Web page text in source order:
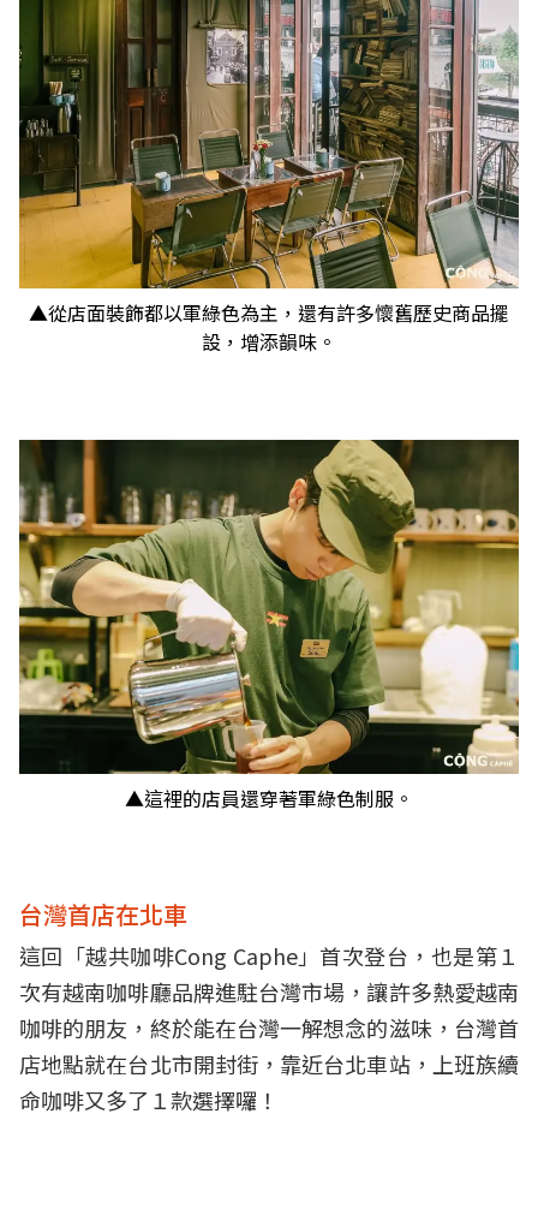
▲從店面裝飾都以軍綠色為主，還有許多懷舊歷史商品擺
設，增添韻味。
▲這裡的店員還穿著軍綠色制服。
台灣首店在北車
這回「越共咖啡Cong Caphe」首次登台，也是第１
次有越南咖啡廳品牌進駐台灣市場，讓許多熱愛越南
咖啡的朋友，終於能在台灣一解想念的滋味，台灣首
店地點就在台北市開封街，靠近台北車站，上班族續
命咖啡又多了１款選擇囉！